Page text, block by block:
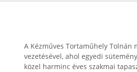
A Kézműves Tortaműhely Tolnán
vezetésével, ahol egyedi
közel harminc éves szakmai